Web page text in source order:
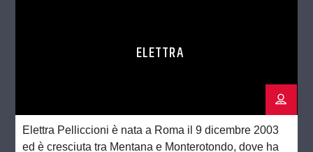
ELETTRA
Elettra Pelliccioni è nata a Roma il 9 dicembre 2003
ed è cresciuta tra Mentana e Monterotondo, dove ha